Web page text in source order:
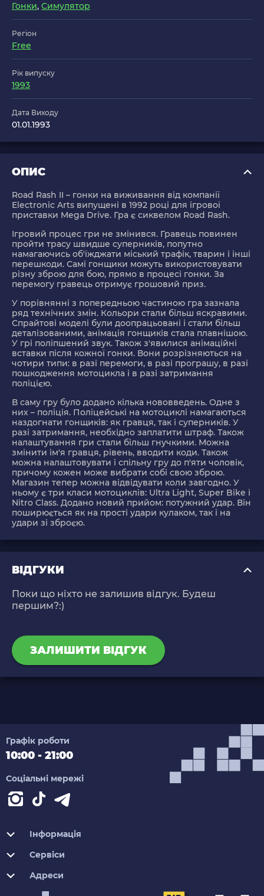
Гонки, Симулятор
Регіон
Free
Рік випуску
1993
Дата Виходу
01.01.1993
ОПИС
Road Rash II – гонки на виживання від компанії
Electronic Arts випущені в 1992 році для ігрової
приставки Mega Drive. Гра є сиквелом Road Rash.
Ігровий процес гри не змінився. Гравець повинен
пройти трасу швидше суперників, попутно
намагаючись об'їжджати міський трафік, тварин і інші
перешкоди. Самі гонщики можуть використовувати
різну зброю для бою, прямо в процесі гонки. За
перемогу гравець отримує грошовий приз.
У порівнянні з попередньою частиною гра зазнала
ряд технічних змін. Кольори стали більш яскравими.
Спрайтові моделі були доопрацьовані і стали більш
деталізованими, анімація гонщиків стала плавнішою.
У грі поліпшений звук. Також з'явилися анімаційні
вставки після кожної гонки. Вони розрізняються на
чотири типи: в разі перемоги, в разі програшу, в разі
пошкодження мотоцикла і в разі затримання
поліцією.
В саму гру було додано кілька нововведень. Одне з
них – поліція. Поліцейські на мотоциклі намагаються
наздогнати гонщиків: як гравця, так і суперників. У
разі затримання, необхідно заплатити штраф. Також
налаштування гри стали більш гнучкими. Можна
змінити ім'я гравця, рівень, вводити коди. Також
можна налаштовувати і спільну гру до п'яти чоловік,
причому кожен може вибрати собі свою зброю.
Магазин тепер можна відвідувати коли завгодно. У
ньому є три класи мотоциклів: Ultra Light, Super Bike і
Nitro Class. Додано новий прийом: потужний удар. Він
поширюється як на прості удари кулаком, так і на
удари зі зброєю.
ВІДГУКИ
Поки що ніхто не залишив відгук. Будеш
першим?:)
ЗАЛИШИТИ ВІДГУК
Графік роботи
10:00 - 21:00
Соціальні мережі
Інформація
Сервіси
Адреси